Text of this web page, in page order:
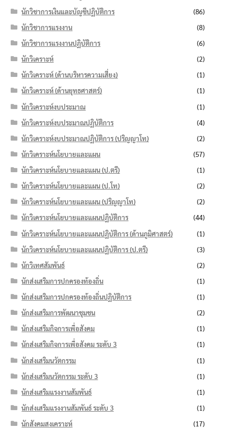
นักวิชาการเงินและบัญชีปฏิบัติการ
(86)
นักวิชาการแรงงาน
(8)
นักวิชาการแรงงานปฏิบัติการ
(6)
นักวิเคราะห์
(2)
นักวิเคราะห์ (ด้านบริหารความเสี่ยง)
(1)
นักวิเคราะห์ (ด้านยุทธศาสตร์)
(1)
นักวิเคราะห์งบประมาณ
(1)
นักวิเคราะห์งบประมาณปฏิบัติการ
(4)
นักวิเคราะห์งบประมาณปฏิบัติการ (ปริญญาโท)
(2)
นักวิเคราะห์นโยบายและแผน
(57)
นักวิเคราะห์นโยบายและแผน (ป.ตรี)
(1)
นักวิเคราะห์นโยบายและแผน (ป.โท)
(2)
นักวิเคราะห์นโยบายและแผน (ปริญญาโท)
(2)
นักวิเคราะห์นโยบายและแผนปฏิบัติการ
(44)
นักวิเคราะห์นโยบายและแผนปฏิบัติการ (ด้านภูมิศาสตร์)
(1)
นักวิเคราะห์นโยบายและแผนปฏิบัติการ (ป.ตรี)
(3)
นักวิเทศสัมพันธ์
(2)
นักส่งเสริมการปกครองท้องถิ่น
(1)
นักส่งเสริมการปกครองท้องถิ่นปฏิบัติการ
(1)
นักส่งเสริมการพัฒนาชุมชน
(2)
นักส่งเสริมกิจการเพื่อสังคม
(1)
นักส่งเสริมกิจการเพื่อสังคม ระดับ 3
(1)
นักส่งเสริมนวัตกรรม
(1)
นักส่งเสริมนวัตกรรม ระดับ 3
(1)
นักส่งเสริมแรงงานสัมพันธ์
(1)
นักส่งเสริมแรงงานสัมพันธ์ ระดับ 3
(1)
นักสังคมสงเคราะห์
(17)